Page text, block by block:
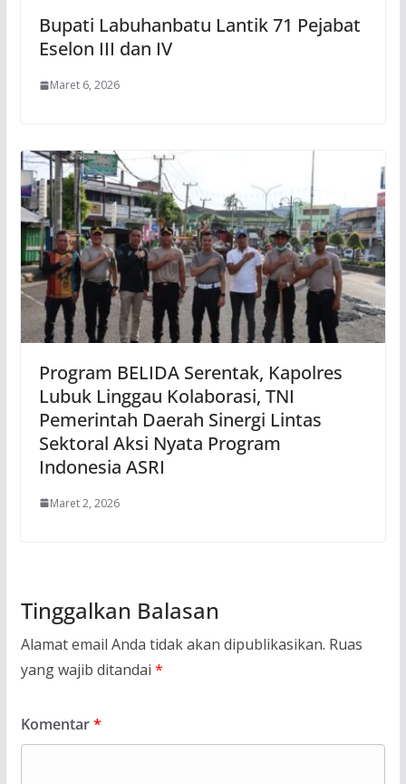
Bupati Labuhanbatu Lantik 71 Pejabat
Eselon III dan IV
Maret 6, 2026
Program BELIDA Serentak, Kapolres
Lubuk Linggau Kolaborasi, TNI
Pemerintah Daerah Sinergi Lintas
Sektoral Aksi Nyata Program
Indonesia ASRI
Maret 2, 2026
Tinggalkan Balasan
Alamat email Anda tidak akan dipublikasikan. Ruas
yang wajib ditandai *
Komentar*